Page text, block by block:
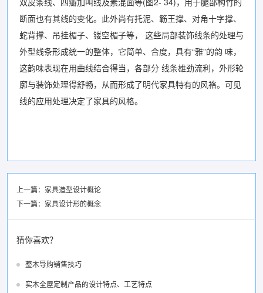
断面也有其线的变化。此外尚有托泥、簕王撑、对角十字撑、
蛇背撑、吊挂楣子、镂空楣子等， 这些局部装饰线条的处理与
外型线条形成统一的整体，它简单、合度，具有“雅”的韵 味，
这韵味表现在用曲线结合得当，各部分 线条雄劲流利，外形轮
廓与装饰处理得舒畅，从而形成了明代家具特有的风袼。可见
线的应用处理决定了家具的风格。
上一篇： 家具造型设计概论
下一篇： 家具设计形的概念
猜你喜欢？
整木导购销售技巧
实木全屋定制产品的设计特点、工艺特点